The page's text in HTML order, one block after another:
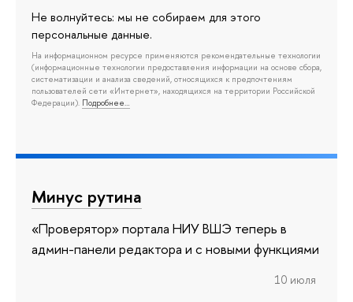
Не волнуйтесь: мы не собираем для этого
персональные данные.
На информационном ресурсе применяются рекомендательные технологии
(информационные технологии предоставления информации на основе сбора,
систематизации и анализа сведений, относящихся к предпочтениям
пользователей сети «Интернет», находящихся на территории Российской
Федерации). Подробнее…
Минус рутина
«Проверятор» портала НИУ ВШЭ теперь в
админ-панели редактора и с новыми функциями
10 июля